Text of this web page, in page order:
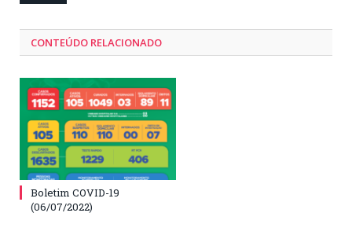
CONTEÚDO RELACIONADO
Boletim COVID-19
(06/07/2022)